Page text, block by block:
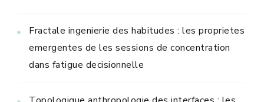
Fractale ingenierie des habitudes : les proprietes
emergentes de les sessions de concentration
dans fatigue decisionnelle